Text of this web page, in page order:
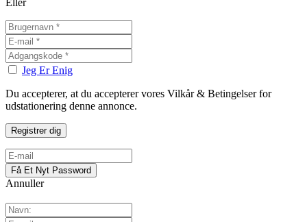
Eller
Jeg Er Enig
Du accepterer, at du accepterer vores Vilkår & Betingelser for
udstationering denne annonce.
Annuller